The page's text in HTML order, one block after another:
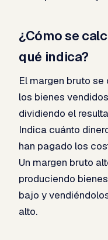
¿Cómo se
qué indica?
El margen bruto
los bienes
dividiendo el
Indica cuánto
han pagado los
Un margen bruto
produciendo
bajo y
alto.